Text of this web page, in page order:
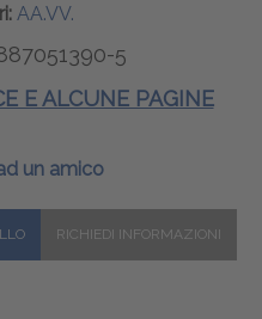
AA.VV.
5
E ALCUNE PAGINE
un amico